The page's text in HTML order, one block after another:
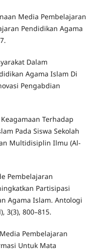
Media Pembelajaran
Pendidikan Agama
Dalam
Agama Islam Di
Pengabdian
Terhadap
Pada Siswa Sekolah
Multidisiplin Ilmu (Al-
Pembelajaran
Partisipasi
Agama Islam. Antologi
3(3), 800–815.
Pembelajaran
Untuk Mata